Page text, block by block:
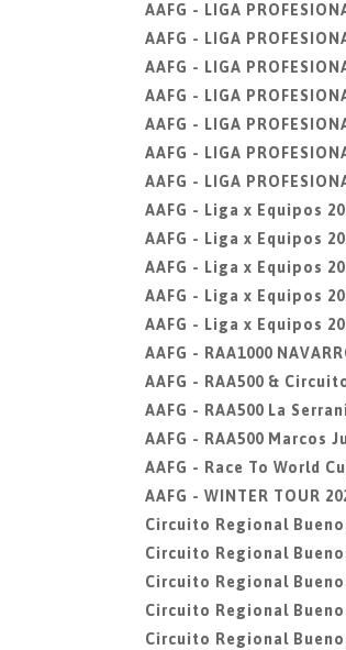
AAFG - LIGA
AAFG - LIGA
AAFG - LIGA
AAFG - LIGA
AAFG - LIGA
AAFG - LIGA
AAFG - LIGA
AAFG - Liga x Equipos
AAFG - Liga x Equipos
AAFG - Liga x Equipos
AAFG - Liga x Equipos
AAFG - Liga x Equipos
AAFG - RAA1000
AAFG - RAA500 &
AAFG - RAA500 La
AAFG - RAA500 Marcos
AAFG - Race To World
AAFG - WINTER TOUR
Circuito Regional
Circuito Regional
Circuito Regional
Circuito Regional
Circuito Regional